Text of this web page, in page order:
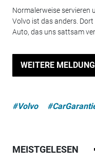
Normalerweise servieren
Volvo ist das anders.
Auto, das uns sattsam
WEITERE
#Volvo
MEISTGELESEN